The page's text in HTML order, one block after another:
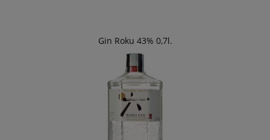
Gin Roku 43% 0,7l.